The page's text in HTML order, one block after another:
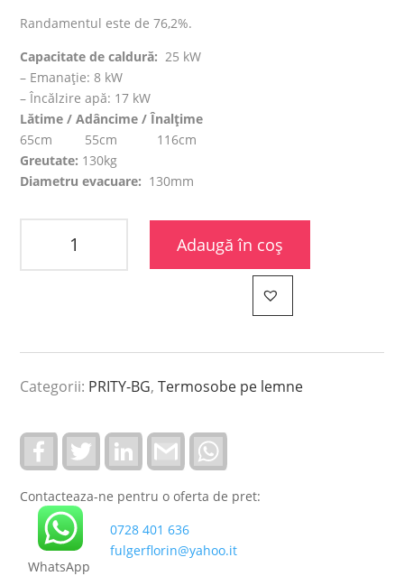
Randamentul este de 76,2%.
Capacitate de caldură: 25 kW
– Emanaţie: 8 kW
– Încălzire apă: 17 kW
Lătime / Adâncime / Înalțime
65cm 55cm 116cm
Greutate: 130kg
Diametru evacuare: 130mm
Adaugă în coș
Categorii: PRITY-BG,Termosobe pe lemne
c
b
o
o
k
T
i
t
L
n
e
I
n
G
a
l
a
s
p
Contacteaza-ne pentru o oferta de pret:
WhatsApp
0728 401 636
fulgerflorin@yahoo.it